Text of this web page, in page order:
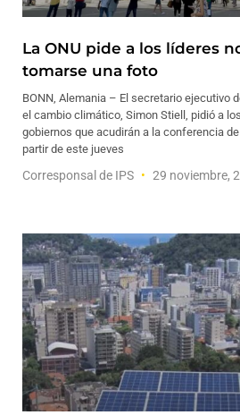
La ONU pide a los líderes
tomarse una foto
BONN, Alemania – El secretario ejecutivo
el cambio climático, Simon Stiell, pidió a
gobiernos que acudirán a la conferencia
partir de este jueves
Corresponsal de IPS 29 noviembre,